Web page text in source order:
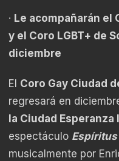
· Le acompañarán el
y el Coro LGBT+ de
diciembre
El Coro Gay Ciudad
regresará en
la Ciudad Esperanza
espectáculo
musicalmente por